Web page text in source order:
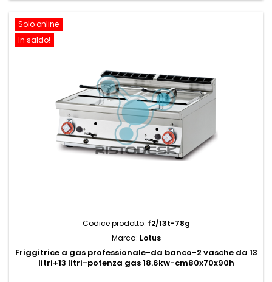
Solo online
In saldo!
Codice prodotto: f2/13t-78g
Marca: Lotus
Friggitrice a gas professionale-da banco-2 vasche da 13
litri+13 litri-potenza gas 18.6kw-cm80x70x90h